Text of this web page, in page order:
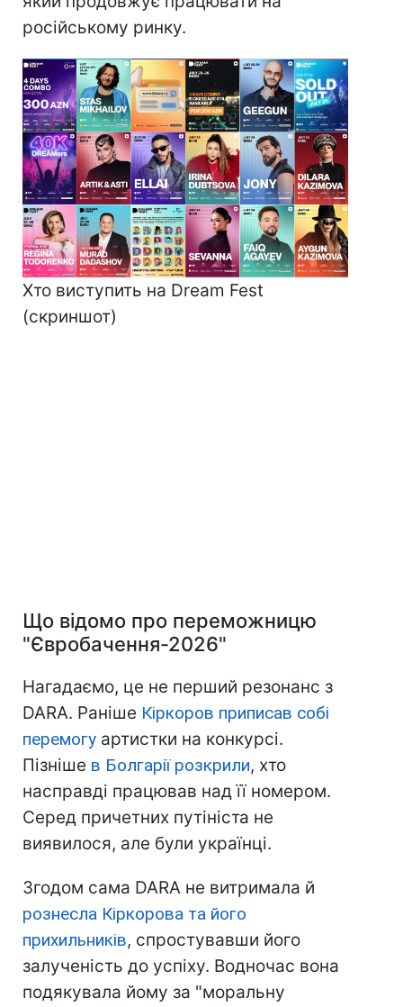
російському ринку.
Хто виступить на Dream Fest
(скриншот)
Що відомо про переможницю
"Євробачення-2026"
Нагадаємо, це не перший резонанс з
DARA. Раніше Кіркоров приписав собі
перемогу артистки на конкурсі.
Пізніше в Болгарії розкрили, хто
насправді працював над її номером.
Серед причетних путініста не
виявилося, але були українці.
Згодом сама DARA не витримала й
рознесла Кіркорова та його
прихильників, спростувавши його
залученість до успіху. Водночас вона
подякувала йому за "моральну